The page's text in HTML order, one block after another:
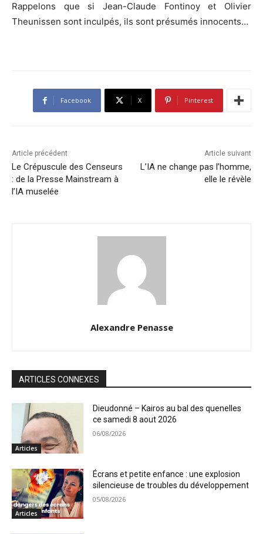
Rappelons que si Jean-Claude Fontinoy et Olivier
Theunissen sont inculpés, ils sont présumés innocents…
Facebook X Pinterest
Article précédent
Le Crépuscule des Censeurs
: de la Presse Mainstream à
l’IA muselée
Article suivant
L’IA ne change pas l’homme,
elle le révèle
Alexandre Penasse
ARTICLES CONNEXES
Articles
Dieudonné – Kairos au bal des quenelles
ce samedi 8 aout 2026
06/08/2026
Articles
Écrans et petite enfance : une explosion
silencieuse de troubles du développement
05/08/2026